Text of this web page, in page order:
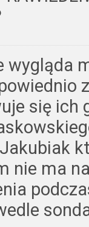
wygląda
się ich
nie ma